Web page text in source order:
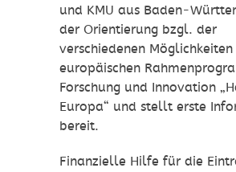
und KMU aus Baden-
der Orientierung bzgl. der
verschiedenen
europäischen
Forschung und Innovation
Europa“ und stellt erste
bereit.
Finanzielle Hilfe für die